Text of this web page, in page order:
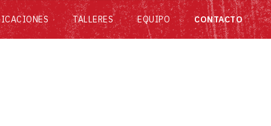
TALLERES EQUIPO CONTACTO